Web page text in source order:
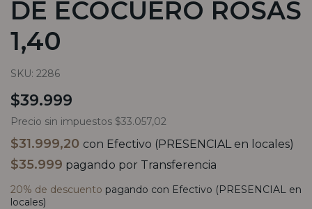
DE ECOCUERO ROSAS
1,40
SKU: 2286
$39.999
Precio sin impuestos $33.057,02
$31.999,20 con Efectivo (PRESENCIAL en locales)
$35.999 pagando por Transferencia
20% de descuento pagando con Efectivo (PRESENCIAL en
locales)